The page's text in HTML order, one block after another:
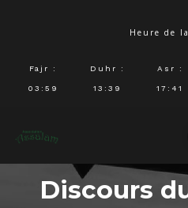
Heure de
Fajr :
03:59
Duhr :
13:39
Asr :
17:41
Discours